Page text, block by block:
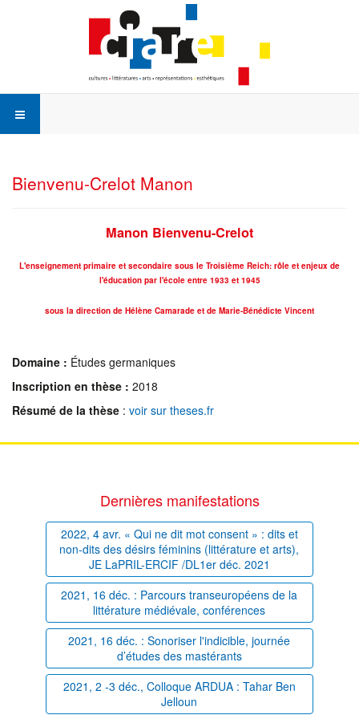
Bienvenu-Crelot Manon
Manon Bienvenu-Crelot
L'enseignement primaire et secondaire sous le Troisième Reich: rôle et enjeux de
l'éducation par l'école entre 1933 et 1945
sous la direction de Hélène Camarade et de Marie-Bénédicte Vincent
Domaine : Études germaniques
Inscription en thèse : 2018
Résumé de la thèse : voir sur theses.fr
Dernières manifestations
2022, 4 avr. « Qui ne dit mot consent » : dits et
non-dits des désirs féminins (littérature et arts),
JE LaPRIL-ERCIF /DL1er déc. 2021
2021, 16 déc. : Parcours transeuropéens de la
littérature médiévale, conférences
2021, 16 déc. : Sonoriser l'indicible, journée
d’études des mastérants
2021, 2 -3 déc., Colloque ARDUA : Tahar Ben
Jelloun